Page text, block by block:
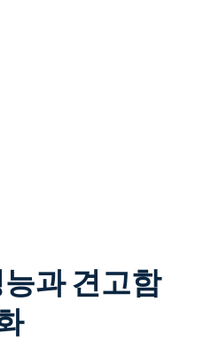
과 견고함